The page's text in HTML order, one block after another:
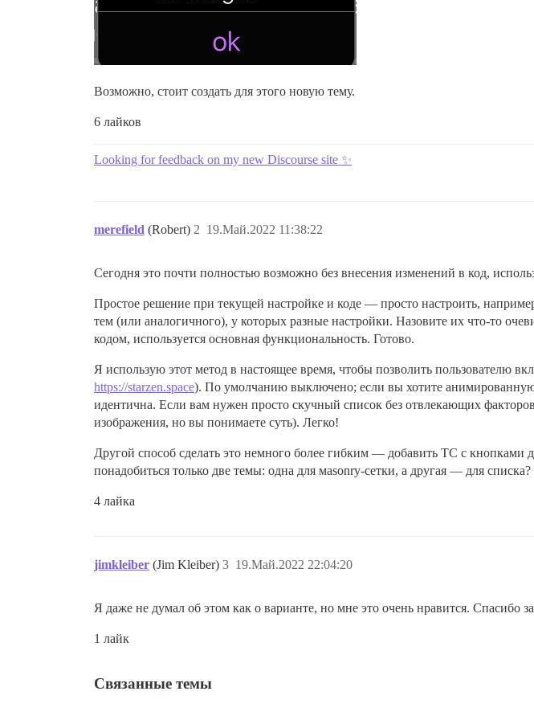
Возможно, стоит создать для этого новую тему.
6 лайков
Looking for feedback on my new Discourse site ✨
merefield (Robert) 19.Май.2022 11:38:22
2
Сегодня это почти полностью возможно без внесения изменений в код,
Простое решение при текущей настройке и коде — просто настроить,
тем (или аналогичного), у которых разные настройки. Назовите их что-то
кодом, используется основная функциональность. Готово.
Я использую этот метод в настоящее время, чтобы позволить
https://starzen.space). По умолчанию выключено; если вы хотите
идентична. Если вам нужен просто скучный список без отвлекающих
изображения, но вы понимаете суть). Легко!
Другой способ сделать это немного более гибким — добавить TC с
понадобиться только две темы: одна для мasonry-сетки, а другая — для списка?
4 лайка
jimkleiber (Jim Kleiber) 19.Май.2022 22:04:20
3
Я даже не думал об этом как о варианте, но мне это очень нравится. Спасибо
1 лайк
Связанные темы